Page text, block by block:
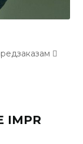
IMPR